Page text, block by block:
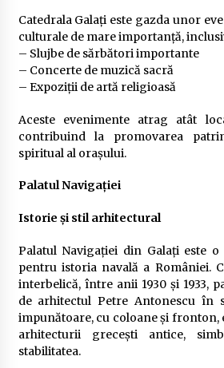
Catedrala Galați este gazda unor
culturale de mare importanță,
– Slujbe de sărbători importante
– Concerte de muzică sacră
– Expoziții de artă religioasă
Aceste evenimente atrag atât
contribuind la promovarea
spiritual al orașului.
Palatul Navigației
Istorie și stil arhitectural
Palatul Navigației din Galați este
pentru istoria navală a României.
interbelică, între anii 1930 și 1933,
de arhitectul Petre Antonescu în
impunătoare, cu coloane și fronton,
arhitecturii grecești antice,
stabilitatea.